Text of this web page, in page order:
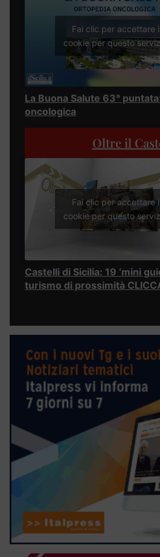
Fai clic per accettare i
cookie per questo
La Buona Salute 63°
oncologica
Oltre il
Fai clic per accettare i
cookie per questo
Castelli di Sicilia: 19 ‘mini
turismo di prossimità